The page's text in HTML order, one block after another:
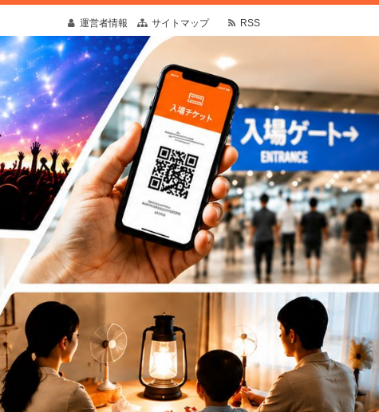
運営者情報 サイトマップ RSS
疑問や予想外の出来事にも寄り添う情報を発